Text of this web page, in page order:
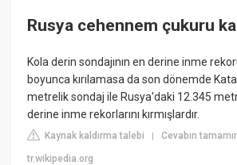
Rusya cehennem çukuru
Kola derin sondajının en derine inme
boyunca kırılamasa da son dönemde
metrelik sondaj ile Rusya'daki 12.345
derine inme rekorlarını kırmışlardır.
Kaynak kaldırma talebi |Cevabın
tr.wikipedia.org